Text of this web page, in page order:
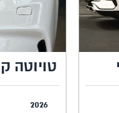
טויוטה
2026